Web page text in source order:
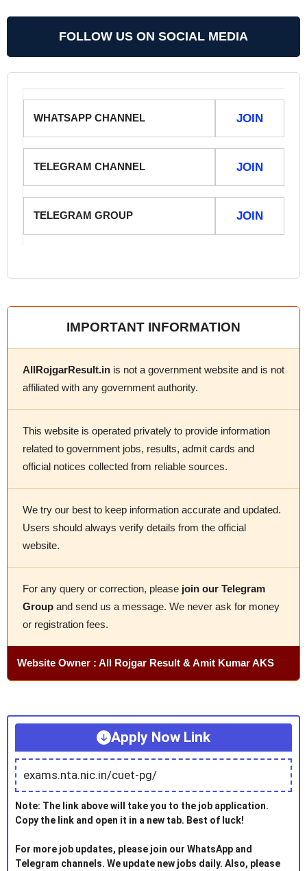
FOLLOW US ON SOCIAL MEDIA
WHATSAPP CHANNEL JOIN
TELEGRAM CHANNEL JOIN
TELEGRAM GROUP JOIN
IMPORTANT INFORMATION
AllRojgarResult.in is not a government website and is not
affiliated with any government authority.
This website is operated privately to provide information
related to government jobs, results, admit cards and
official notices collected from reliable sources.
We try our best to keep information accurate and updated.
Users should always verify details from the official
website.
For any query or correction, please join our Telegram
Group and send us a message. We never ask for money
or registration fees.
Website Owner : All Rojgar Result & Amit Kumar AKS
Apply Now Link
exams.nta.nic.in/cuet-pg/
Note: The link above will take you to the job application.
Copy the link and open it in a new tab. Best of luck!
For more job updates, please join our WhatsApp and
Telegram channels. We update new jobs daily. Also, please